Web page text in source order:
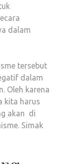
dalam
tersebut
dalam
Oleh karena
kita harus
akan di
Simak